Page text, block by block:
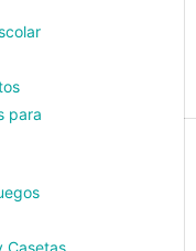
para
Casetas